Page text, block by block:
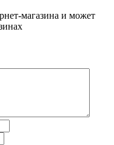
магазина и может